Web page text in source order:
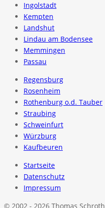
Ingolstadt
Kempten
Landshut
Lindau am Bodensee
Memmingen
Passau
Regensburg
Rosenheim
Rothenburg o.d. Tauber
Straubing
Schweinfurt
Würzburg
Kaufbeuren
Startseite
Datenschutz
Impressum
© 2002 - 2026 Thomas Schroth